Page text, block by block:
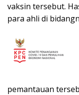
vaksin tersebut.
para ahli di
pemantauan